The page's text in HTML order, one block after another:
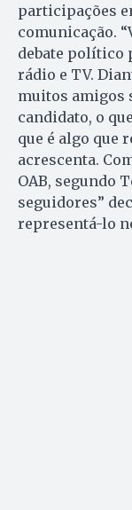
participações
comunicação.
debate político
rádio e TV.
muitos amigos
candidato, o
que é algo que
acrescenta.
OAB, segundo
seguidores”
representá-lo